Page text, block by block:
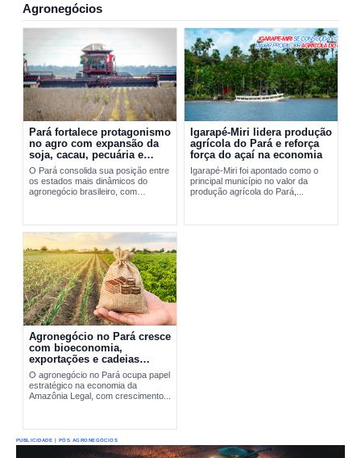
Agronegócios
Pará fortalece protagonismo
no agro com expansão da
soja, cacau, pecuária e
exportações
O Pará consolida sua posição entre
os estados mais dinâmicos do
agronegócio brasileiro, com
Igarapé-Miri lidera produção
agrícola do Pará e reforça
força do açaí na economia
Igarapé-Miri foi apontado como o
principal município no valor da
produção agrícola do Pará,...
Agronegócio no Pará cresce
com bioeconomia,
exportações e cadeias
produtivas estratégicas
O agronegócio no Pará ocupa papel
estratégico na economia da
Amazônia Legal, com crescimento...
PUBLICIDADE | PÓS AGRONEGÓCIOS